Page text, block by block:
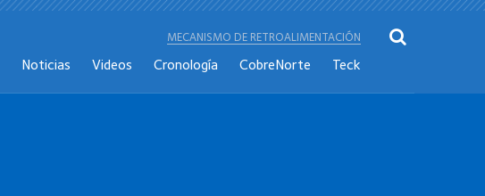
MECANISMO DE RETROALIMENTACIÓN
Noticias Videos Cronología CobreNorte Teck